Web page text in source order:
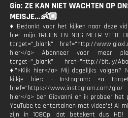
Gio: ZE KAN NIET WACHTEN OP
MEISJE…👶🏼
♦ Bedankt voor het kijken naar deze
hier mijn TRUIEN EN NOG MEER VETTE
target="_blank" href="http://
hier</a> Abonneer voor meer
target="_blank" href="http://bit.ly/
♦">Klik hier</a> Mij dagelijks volgen?
kijkje hier: - Instagram: <a
href="https://www.instagram.com/
hier</a> ben Giovanni en ik probeer het
YouTube te entertainen met video's! Al
zijn in 1080p, dat betekent dus HD!